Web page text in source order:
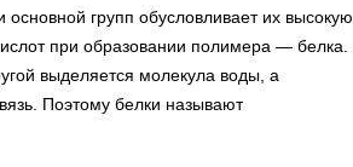
групп обусловливает их высокую
при образовании полимера — белка.
выделяется молекула воды, а
Поэтому белки называют